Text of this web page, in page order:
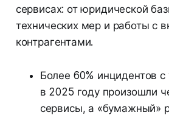
сервисах: от юридической
технических мер и работы с
контрагентами.
Более 60% инцидентов
в 2025 году произошли
сервисы, а «бумажный»